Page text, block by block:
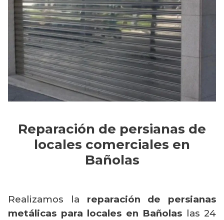
Reparación de persianas de
locales comerciales en
Bañolas
Realizamos la reparación de persianas
metálicas para locales en Bañolas las 24